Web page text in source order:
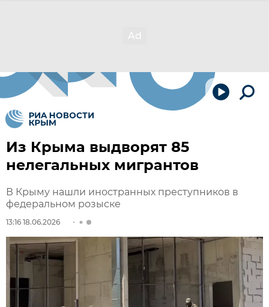
Из Крыма выдворят 85
нелегальных мигрантов
В Крыму нашли иностранных преступников в
федеральном розыске
13:16 18.06.2026